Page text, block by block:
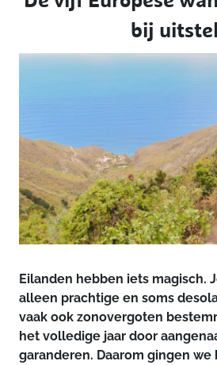
bij
Eilanden hebben iets magisch.
alleen prachtige en soms
vaak ook zonovergoten
het volledige jaar door
garanderen. Daarom gingen we